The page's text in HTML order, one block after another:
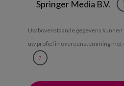
Springer Media B.V.
Uw bovenstaande gegevens
uw profiel in overeenstemming met
?